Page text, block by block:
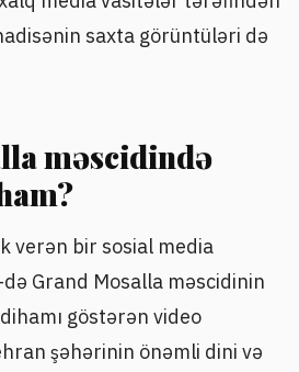
saxta görüntüləri də
məscidində
verən bir sosial media
Grand Mosalla məscidinin
göstərən video
şəhərinin önəmli dini və